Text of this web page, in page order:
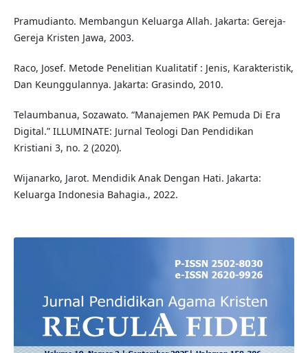
Pramudianto. Membangun Keluarga Allah. Jakarta: Gereja-
Gereja Kristen Jawa, 2003.
Raco, Josef. Metode Penelitian Kualitatif : Jenis, Karakteristik,
Dan Keunggulannya. Jakarta: Grasindo, 2010.
Telaumbanua, Sozawato. “Manajemen PAK Pemuda Di Era
Digital.” ILLUMINATE: Jurnal Teologi Dan Pendidikan
Kristiani 3, no. 2 (2020).
Wijanarko, Jarot. Mendidik Anak Dengan Hati. Jakarta:
Keluarga Indonesia Bahagia., 2022.